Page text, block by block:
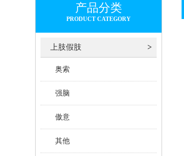
产品分类
PRODUCT CATEGORY
上肢假肢
奥索
强脑
傲意
其他